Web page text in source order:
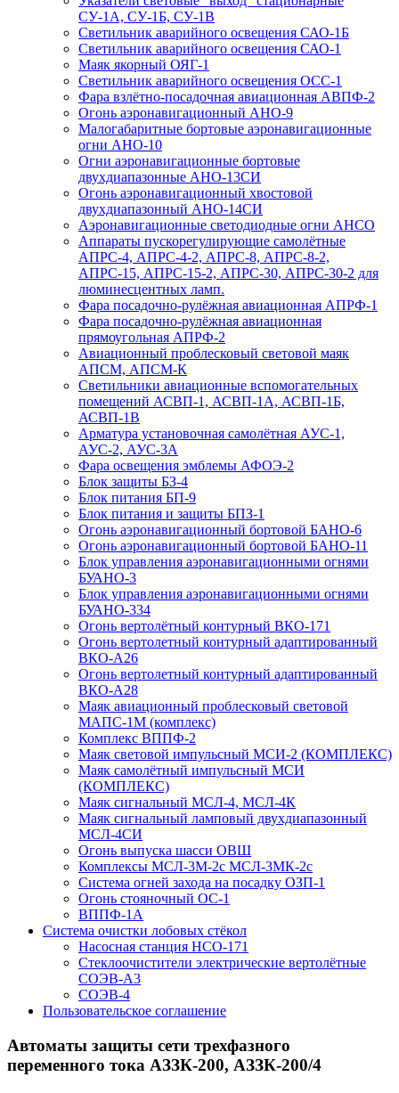
СУ-1А, СУ-1Б, СУ-1В
Светильник аварийного освещения САО-1Б
Светильник аварийного освещения САО-1
Маяк якорный ОЯГ-1
Светильник аварийного освещения ОСС-1
Фара взлётно-посадочная авиационная АВПФ-2
Огонь аэронавигационный АНО-9
Малогабаритные бортовые аэронавигационные
огни АНО-10
Огни аэронавигационные бортовые
двухдиапазонные АНО-13СИ
Огонь аэронавигационный хвостовой
двухдиапазонный АНО-14СИ
Аэронавигационные светодиодные огни АНСО
Аппараты пускорегулирующие самолётные
АПРС-4, АПРС-4-2, АПРС-8, АПРС-8-2,
АПРС-15, АПРС-15-2, АПРС-30, АПРС-30-2 для
люминесцентных ламп.
Фара посадочно-рулёжная авиационная АПРФ-1
Фара посадочно-рулёжная авиационная
прямоугольная АПРФ-2
Авиационный проблесковый световой маяк
АПСМ, АПСМ-К
Светильники авиационные вспомогательных
помещений АСВП-1, АСВП-1А, АСВП-1Б,
АСВП-1В
Арматура установочная самолётная АУС-1,
АУС-2, АУС-3А
Фара освещения эмблемы АФОЭ-2
Блок защиты БЗ-4
Блок питания БП-9
Блок питания и защиты БПЗ-1
Огонь аэронавигационный бортовой БАНО-6
Огонь аэронавигационный бортовой БАНО-11
Блок управления аэронавигационными огнями
БУАНО-3
Блок управления аэронавигационными огнями
БУАНО-334
Огонь вертолётный контурный ВКО-171
Огонь вертолетный контурный адаптированный
ВКО-А26
Огонь вертолетный контурный адаптированный
ВКО-А28
Маяк авиационный проблесковый световой
МАПС-1М (комплекс)
Комплекс ВППФ-2
Маяк световой импульсный МСИ-2 (КОМПЛЕКС)
Маяк самолётный импульсный МСИ
(КОМПЛЕКС)
Маяк сигнальный МСЛ-4, МСЛ-4К
Маяк сигнальный ламповый двухдиапазонный
МСЛ-4СИ
Огонь выпуска шасси ОВШ
Комплексы МСЛ-3М-2с МСЛ-3МК-2с
Система огней захода на посадку ОЗП-1
Огонь стояночный ОС-1
ВППФ-1А
Система очистки лобовых стёкол
Насосная станция НСО-171
Стеклоочистители электрические вертолётные
СОЭВ-А3
СОЭВ-4
Пользовательское соглашение
Автоматы защиты сети трехфазного
переменного тока АЗЗК-200, АЗЗК-200/4